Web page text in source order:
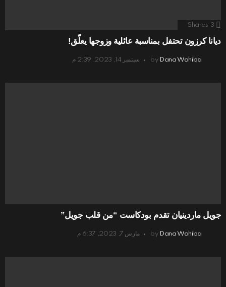
3
Shares
ديانا كرزون تحتفل بمناسبة عائلية وزوجها يعلّق!
by Dana Wahiba سبتمبر 14, 2023, 2:39 م
جويل ماردينيان تقدم بودكاست “من قلب جويل”
by Dana Wahiba مارس 7, 2023, 6:37 م